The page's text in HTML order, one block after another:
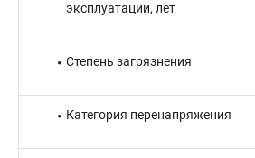
эксплуатации, лет
Степень загрязнения
Категория перенапряжения